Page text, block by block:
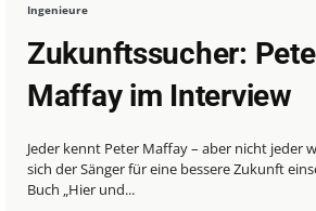
Ingenieure
Zukunftssucher:
Maffay im Interview
Jeder kennt Peter Maffay – aber nicht jeder
sich der Sänger für eine bessere Zukunft
Buch „Hier und...